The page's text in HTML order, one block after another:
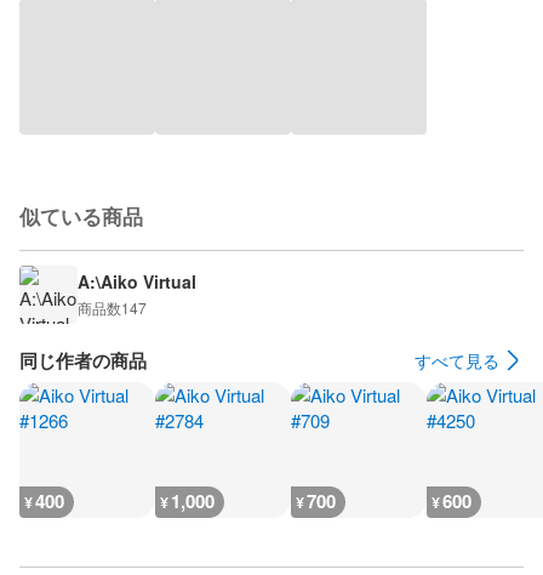
似ている商品
A:\Aiko Virtual
商品数147
同じ作者の商品 すべて見る
¥400 ¥1,000 ¥700 ¥600